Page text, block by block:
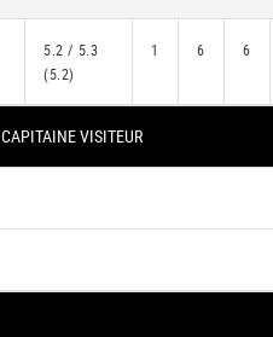
5.2 / 5.3
(5.2)
1 6 6
CAPITAINE VISITEUR